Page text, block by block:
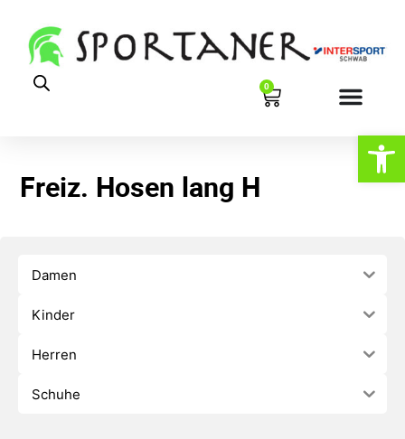
0
Freiz. Hosen lang H
Damen
Kinder
Herren
Schuhe